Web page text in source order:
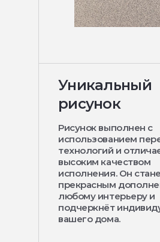
Уникальный
рисунок
Рисунок выполнен с
использованием
технологий и
высоким качеством
исполнения. Он
прекрасным
любому интерьеру и
подчеркнёт
вашего дома.